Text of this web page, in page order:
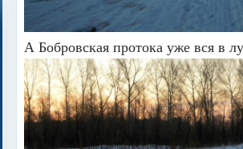
А Бобровская протока уже вся в